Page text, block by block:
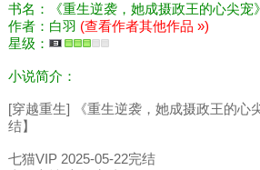
书名：《重生逆袭，她成摄政王的心尖宠》
作者：白羽 (查看作者其他作品 »)
星级：
小说简介：
[穿越重生] 《重生逆袭，她成摄政王的心
结】
七猫VIP 2025-05-22完结